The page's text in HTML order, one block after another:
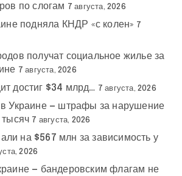
по слогам 7 августа, 2026
подняла КНДР «с колен» 7
получат социальное жилье за
7 августа, 2026
достиг $34 млрд… 7 августа, 2026
в Украине — штрафы за нарушение
тысяч 7 августа, 2026
на $567 млн за зависимость у
2026
— бандеровским флагам не